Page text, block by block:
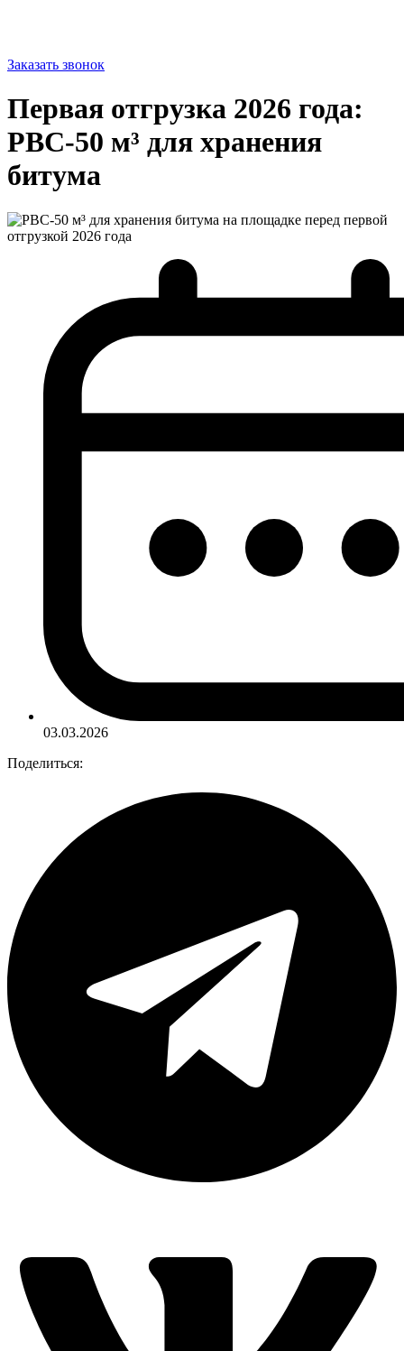
Заказать звонок
Первая отгрузка 2026 года:
РВС-50 м³ для хранения
битума
03.03.2026
Поделиться: